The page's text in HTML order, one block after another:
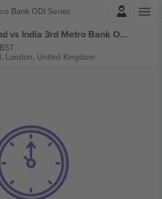
Bank ODI Series
Log ind
Sunday Ticket England vs India 3rd Metro Bank ODI Series billetter
London, United Kingdom